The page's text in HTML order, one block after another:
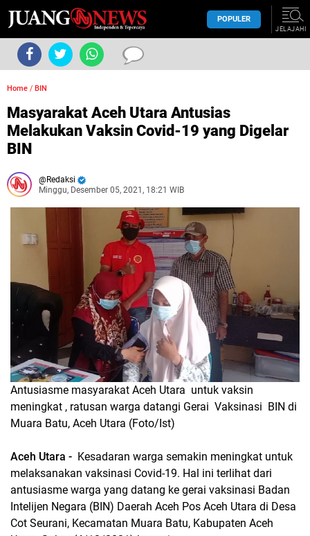
POPULER
JELAJAHI
Home / BIN
Masyarakat Aceh Utara Antusias
Melakukan Vaksin Covid-19 yang Digelar
BIN
Redaksi
Minggu, Desember 05, 2021, 18:21 WIB
Antusiasme masyarakat Aceh Utara untuk vaksin
meningkat , ratusan warga datangi Gerai Vaksinasi BIN di
Muara Batu, Aceh Utara (Foto/Ist)
Aceh Utara - Kesadaran warga semakin meningkat untuk
melaksanakan vaksinasi Covid-19. Hal ini terlihat dari
antusiasme warga yang datang ke gerai vaksinasi Badan
Intelijen Negara (BIN) Daerah Aceh Pos Aceh Utara di Desa
Cot Seurani, Kecamatan Muara Batu, Kabupaten Aceh